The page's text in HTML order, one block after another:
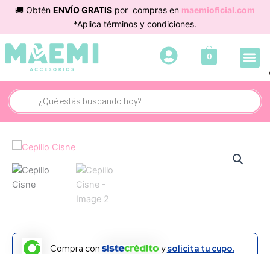
contenido
🚚 Obtén ENVÍO GRATIS por compras en maemioficial.com
*Aplica términos y condiciones.
0
Búsqueda
de
productos
Compra con ysolicita tu cupo.